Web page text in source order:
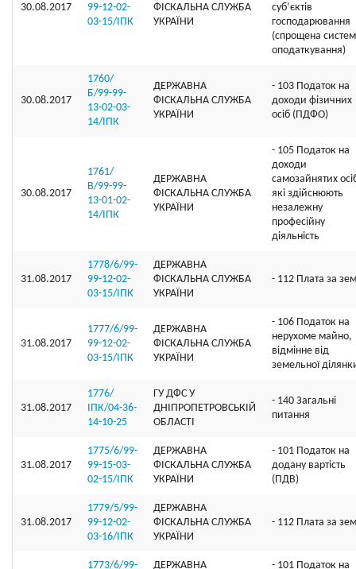
30.08.2017
99-12-02-
03-15/ІПК
ФІСКАЛЬНА СЛУЖБА
УКРАЇНИ
суб’єктів
господарювання
(спрощена
оподаткування)
30.08.2017
1760/
Б/99-99-
13-02-03-
14/ІПК
ДЕРЖАВНА
ФІСКАЛЬНА СЛУЖБА
УКРАЇНИ
- 103 Податок на
доходи фізичних
осіб (ПДФО)
30.08.2017
1761/
В/99-99-
13-01-02-
14/ІПК
ДЕРЖАВНА
ФІСКАЛЬНА СЛУЖБА
УКРАЇНИ
- 105 Податок на
доходи
самозайнятих
які здійснюють
незалежну
професійну
діяльність
31.08.2017
1778/6/99-
99-12-02-
03-15/ІПК
ДЕРЖАВНА
ФІСКАЛЬНА СЛУЖБА
УКРАЇНИ
- 112 Плата за
31.08.2017
1777/6/99-
99-12-02-
03-15/ІПК
ДЕРЖАВНА
ФІСКАЛЬНА СЛУЖБА
УКРАЇНИ
- 106 Податок на
нерухоме майно,
відмінне від
земельної
31.08.2017
1776/
ІПК/04-36-
14-10-25
ГУ ДФС У
ДНIПРОПЕТРОВСЬКIЙ
ОБЛАСТI
- 140 Загальні
питання
31.08.2017
1775/6/99-
99-15-03-
02-15/ІПК
ДЕРЖАВНА
ФІСКАЛЬНА СЛУЖБА
УКРАЇНИ
- 101 Податок на
додану вартість
(ПДВ)
31.08.2017
1779/5/99-
99-12-02-
03-16/ІПК
ДЕРЖАВНА
ФІСКАЛЬНА СЛУЖБА
УКРАЇНИ
- 112 Плата за
1773/6/99- ДЕРЖАВНА - 101 Податок на